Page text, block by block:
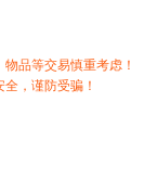
品等交易慎重考虑！
，谨防受骗！